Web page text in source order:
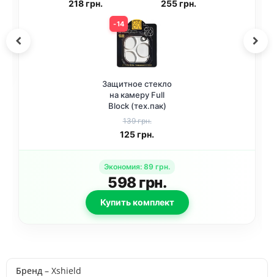
Pistachio
218грн.
(6.7 дюйма)
255грн.
14
Защитное стекло
на камеру Full
Block (тех.пак)
для Apple iPhone
13 Pro (6.1 дюйма)
/ 13 Pro Max (6.7
дюйма)
139 грн.
125грн.
Экономия: 89 грн.
598грн.
Купить комплект
Бренд – Xshield